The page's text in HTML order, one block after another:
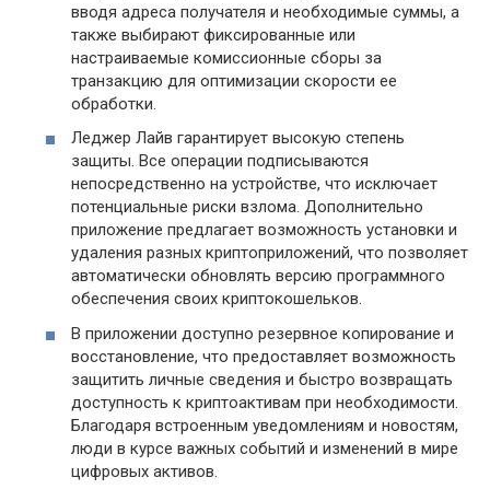
вводя адреса получателя и необходимые суммы, а
также выбирают фиксированные или
настраиваемые комиссионные сборы за
транзакцию для оптимизации скорости ее
обработки.
Леджер Лайв гарантирует высокую степень
защиты. Все операции подписываются
непосредственно на устройстве, что исключает
потенциальные риски взлома. Дополнительно
приложение предлагает возможность установки и
удаления разных криптоприложений, что позволяет
автоматически обновлять версию программного
обеспечения своих криптокошельков.
В приложении доступно резервное копирование и
восстановление, что предоставляет возможность
защитить личные сведения и быстро возвращать
доступность к криптоактивам при необходимости.
Благодаря встроенным уведомлениям и новостям,
люди в курсе важных событий и изменений в мире
цифровых активов.